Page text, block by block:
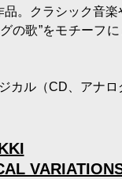
。クラシック音
の歌”をモチーフ
カル（CD、アナロ